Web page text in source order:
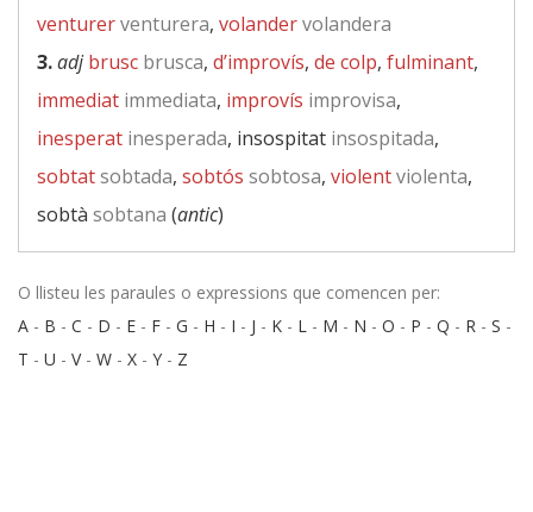
venturerventurera, volandervolandera
3.adj brusc brusca, d’improvís, de colp, fulminant,
immediat immediata, improvís improvisa,
inesperat inesperada, insospitat insospitada,
sobtatsobtada, sobtós sobtosa, violentviolenta,
sobtà sobtana (antic)
O llisteu les paraules o expressions que comencen per:
A - B - C - D - E - F - G - H - I - J - K - L - M - N - O - P - Q - R - S -
T - U - V- W - X - Y - Z